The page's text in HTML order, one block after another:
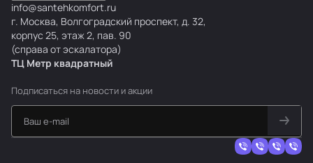
info@santehkomfort.ru
г. Москва, Волгоградский проспект, д. 32,
корпус 25, этаж 2, пав. 90
(справа от эскалатора)
ТЦ Метр квадратный
Подписаться на новости и акции